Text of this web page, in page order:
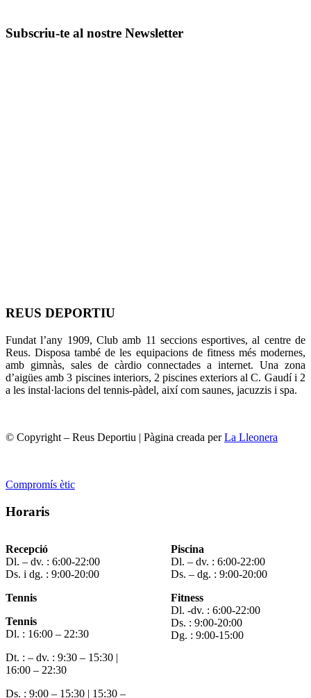
Subscriu-te al nostre Newsletter
REUS DEPORTIU
Fundat l’any 1909, Club amb 11 seccions esportives, al centre de
Reus. Disposa també de les equipacions de fitness més modernes,
amb gimnàs, sales de càrdio connectades a internet. Una zona
d’aigües amb 3 piscines interiors, 2 piscines exteriors al C. Gaudí i 2
a les instal·lacions del tennis-pàdel, així com saunes, jacuzzis i spa.
© Copyright – Reus Deportiu | Pàgina creada perLa Lleonera
Compromís ètic
Horaris
Recepció
Dl. – dv. : 6:00-22:00
Ds. i dg. : 9:00-20:00
Tennis
Tennis
Dl. : 16:00 – 22:30
Dt. : – dv. : 9:30 – 15:30 |
16:00 – 22:30
Ds. : 9:00 – 15:30 | 15:30 –
Piscina
Dl. – dv. : 6:00-22:00
Ds. – dg. : 9:00-20:00
Fitness
Dl. -dv. : 6:00-22:00
Ds. : 9:00-20:00
Dg. : 9:00-15:00